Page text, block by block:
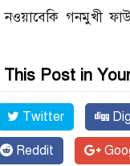
নওয়াবেকি গনমুখী
Post in
Twitter
Reddit